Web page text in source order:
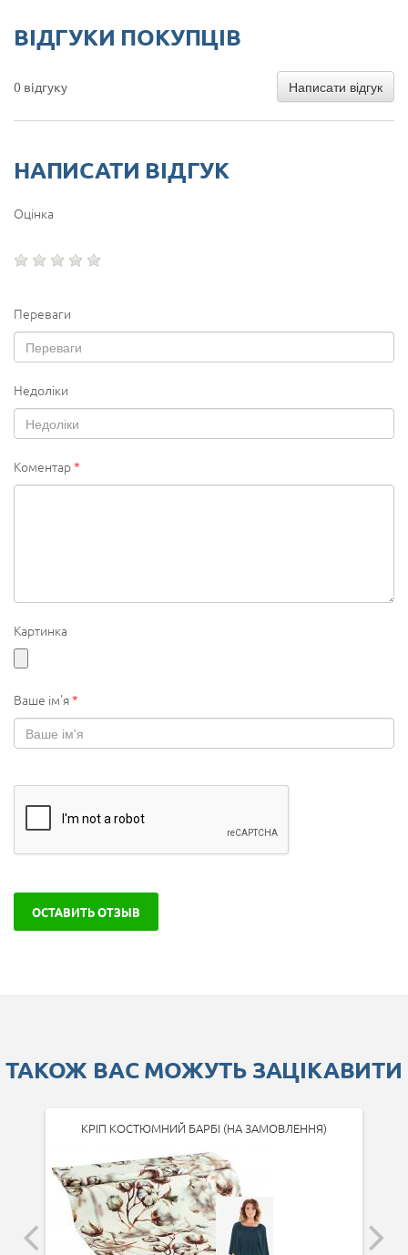
ВІДГУКИ ПОКУПЦІВ
0 відгуку Написати відгук
НАПИСАТИ ВІДГУК
Оцінка
Переваги
Недоліки
Коментар*
Картинка
Ваше ім'я*
ОСТАВИТЬ ОТЗЫВ
ТАКОЖ ВАС МОЖУТЬ ЗАЦІКАВИТИ
КРІП КОСТЮМНИЙ БАРБІ (НА ЗАМОВЛЕННЯ)